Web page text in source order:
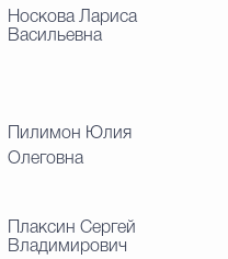
Носкова Лариса
Васильевна
Пилимон Юлия
Олеговна
Плаксин Сергей
Владимирович